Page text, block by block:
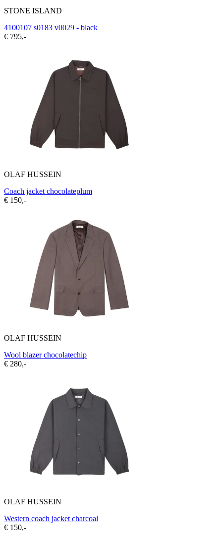
STONE ISLAND
4100107 s0183 v0029 - black
€ 795,-
OLAF HUSSEIN
Coach jacket chocolateplum
€ 150,-
OLAF HUSSEIN
Wool blazer chocolatechip
€ 280,-
OLAF HUSSEIN
Western coach jacket charcoal
€ 150,-